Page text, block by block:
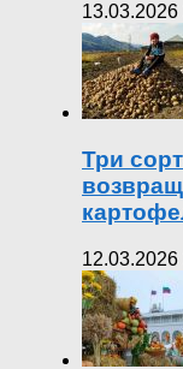
13.03.2026
Три
12.03.2026